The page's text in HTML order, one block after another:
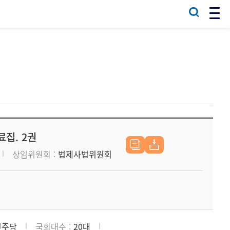
집. 2권
상임위원회 법제사법위원회
당 국회대수
20대